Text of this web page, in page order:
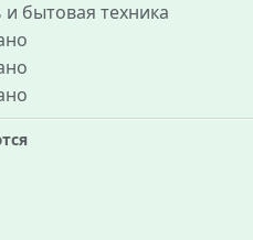
бытовая техника